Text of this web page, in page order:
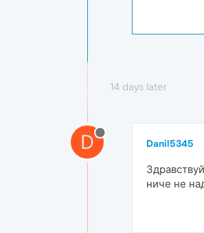
14 days later
D Danil5345
ниче не